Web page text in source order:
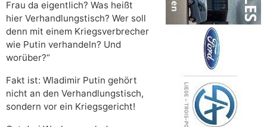
Frau da eigentlich? Was heißt
hier Verhandlungstisch? Wer soll
denn mit einem Kriegsverbrecher
wie Putin verhandeln? Und
worüber?“
Fakt ist: Wladimir Putin gehört
nicht an den Verhandlungstisch,
sondern vor ein Kriegsgericht!